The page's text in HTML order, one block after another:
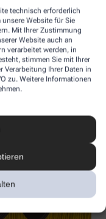
technisch erforderlich
Website für Sie
Mit Ihrer Zustimmung
Website auch an
verarbeitet werden, in
stimmen Sie mit Ihrer
Verarbeitung Ihrer Daten in
zu. Weitere Informationen